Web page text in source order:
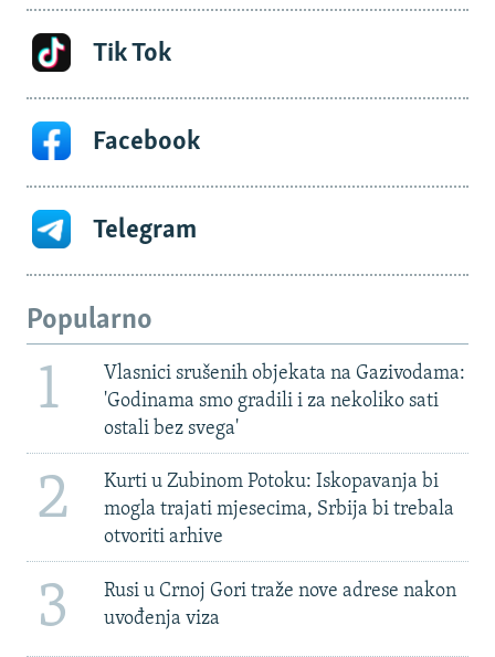
Tik Tok
Facebook
Telegram
Popularno
1
Vlasnici srušenih objekata na Gazivodama:
'Godinama smo gradili i za nekoliko sati
ostali bez svega'
2
Kurti u Zubinom Potoku: Iskopavanja bi
mogla trajati mjesecima, Srbija bi trebala
otvoriti arhive
3
Rusi u Crnoj Gori traže nove adrese nakon
uvođenja viza